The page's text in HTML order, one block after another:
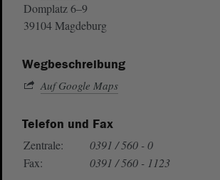
Domplatz 6–9
39104 Magdeburg
Wegbeschreibung
Auf Google Maps
Telefon und Fax
Zentrale:
0391 / 560 - 0
Fax:
0391 / 560 - 1123